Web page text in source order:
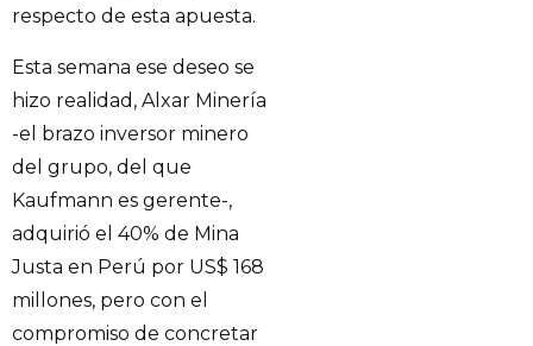
respecto de esta apuesta.
Esta semana ese deseo se
hizo realidad, Alxar Minería
-el brazo inversor minero
del grupo, del que
Kaufmann es gerente-,
adquirió el 40% de Mina
Justa en Perú por US$ 168
millones, pero con el
compromiso de concretar